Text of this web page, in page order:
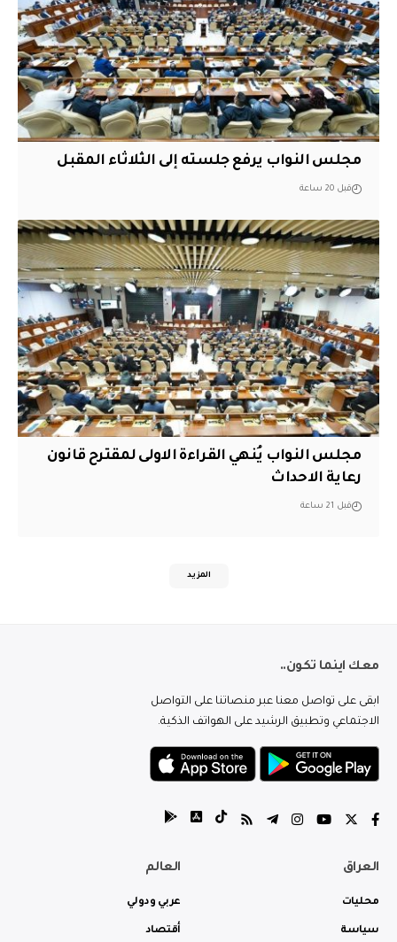
مجلس النواب يرفع جلسته إلى الثلاثاء المقبل
قبل 20 ساعة
مجلس النواب يُنهي القراءة الاولى لمقترح قانون
رعاية الاحداث
قبل 21 ساعة
المزيد
معك اينما تكون..
ابقى على تواصل معنا عبر منصاتنا على التواصل
الاجتماعي وتطبيق الرشيد على الهواتف الذكية.
العراق
محليات
سياسة
العالم
عربي ودولي
أقتصاد